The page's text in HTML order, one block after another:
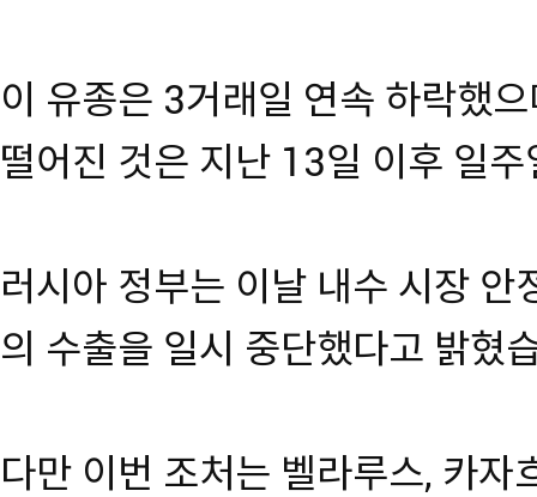
이 유종은 3거래일 연속 하락했
떨어진 것은 지난 13일 이후 일
러시아 정부는 이날 내수 시장 안
의 수출을 일시 중단했다고 밝혔
다만 이번 조처는 벨라루스, 카자